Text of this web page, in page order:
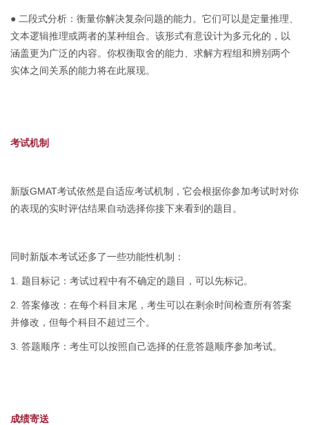
● 二段式分析：衡量你解决复杂问题的能力。它们可以是定量推理、
文本逻辑推理或两者的某种组合。该形式有意设计为多元化的，以
涵盖更为广泛的内容。你权衡取舍的能力、求解方程组和辨别两个
实体之间关系的能力将在此展现。
考试机制
新版GMAT考试依然是自适应考试机制，它会根据你参加考试时对你
的表现的实时评估结果自动选择你接下来看到的题目。
同时新版本考试还多了一些功能性机制：
1. 题目标记：考试过程中有不确定的题目，可以先标记。
2. 答案修改：在每个科目末尾，考生可以在剩余时间检查所有答案
并修改，但每个科目不超过三个。
3. 答题顺序：考生可以按照自己选择的任意答题顺序参加考试。
成绩寄送